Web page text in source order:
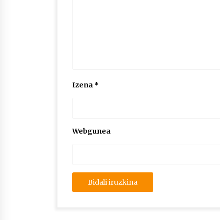
Izena *
Webgunea